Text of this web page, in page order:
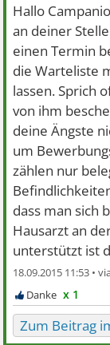
Hallo
an deiner
einen Termin
die Warteliste
lassen. Sprich
von ihm
deine Ängste
um
zählen nur
dass man sich
Hausarzt an
unterstützt ist
18.09.2015 11:53 •
x 1
Zum Beitrag